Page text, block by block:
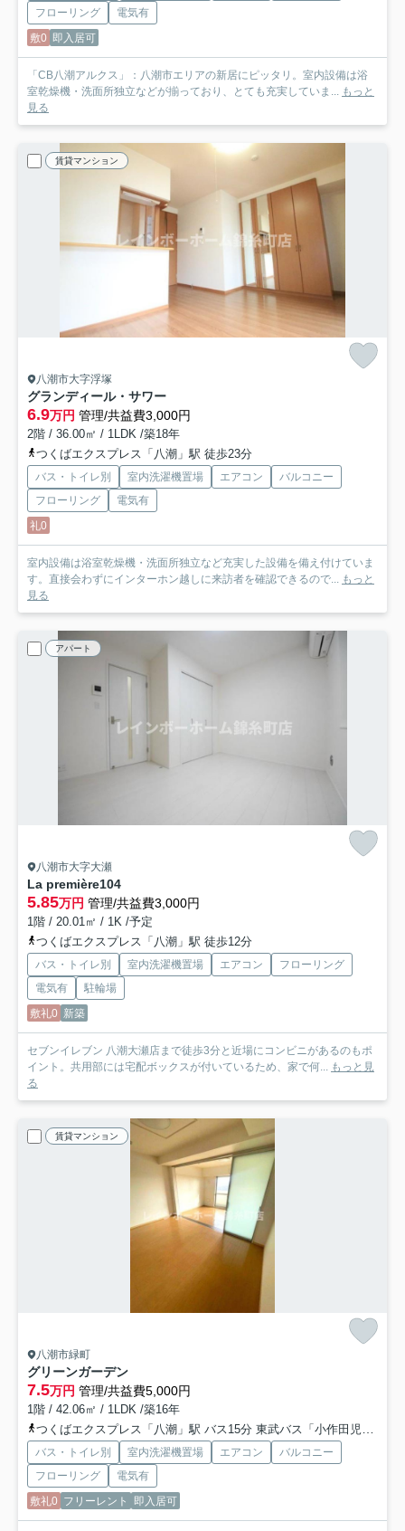
フローリング
電気有
敷0 即入居可
「CB八潮アルクス」：八潮市エリアの新居にピッタリ。室内設備は浴
室乾燥機・洗面所独立などが揃っており、とても充実していま... もっと
見る
賃貸マンション
八潮市大字浮塚
グランディール・サワー
6.9万円 管理/共益費3,000円
2階 / 36.00㎡ / 1LDK /築18年
つくばエクスプレス「八潮」駅 徒歩23分
バス・トイレ別 室内洗濯機置場 エアコン
バルコニー
フローリング
電気有
礼0
室内設備は浴室乾燥機・洗面所独立など充実した設備を備え付けていま
す。直接会わずにインターホン越しに来訪者を確認できるので... もっと
見る
アパート
八潮市大字大瀬
La première104
5.85万円 管理/共益費3,000円
1階 / 20.01㎡ / 1K /予定
つくばエクスプレス「八潮」駅 徒歩12分
バス・トイレ別 室内洗濯機置場 エアコン
フローリング
電気有
駐輪場
敷礼0 新築
セブンイレブン 八潮大瀬店まで徒歩3分と近場にコンビニがあるのもポ
イント。共用部には宅配ボックスが付いているため、家で何... もっと見
る
賃貸マンション
八潮市緑町
グリーンガーデン
7.5万円 管理/共益費5,000円
1階 / 42.06㎡ / 1LDK /築16年
つくばエクスプレス「八潮」駅 バス15分 東武バス「小作田児童公園入口」 停歩2分
バス・トイレ別 室内洗濯機置場 エアコン
バルコニー
フローリング
電気有
敷礼0 フリーレント 即入居可